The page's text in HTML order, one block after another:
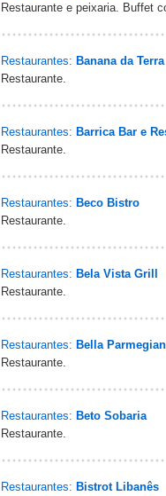
Restaurante e peixaria. Buffet
Restaurantes: Banana da
Restaurante.
Restaurantes: Barrica Bar e
Restaurante.
Restaurantes: Beco Bistro
Restaurante.
Restaurantes: Bela Vista Grill
Restaurante.
Restaurantes: Bella
Restaurante.
Restaurantes: Beto Sobaria
Restaurante.
Restaurantes: Bistrot Libanês